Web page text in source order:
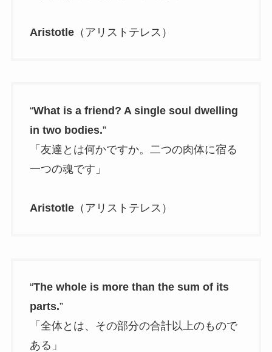
Aristotle（アリストテレス）
“What is a friend? A single soul dwelling
in two bodies.”
「友達とは何かですか。二つの肉体に宿る
一つの魂です」
Aristotle（アリストテレス）
“The whole is more than the sum of its
parts.”
「全体とは、その部分の合計以上のもので
ある」